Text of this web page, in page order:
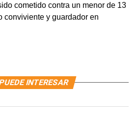
cometido contra un menor de 13
conviviente y guardador en
INTERESAR